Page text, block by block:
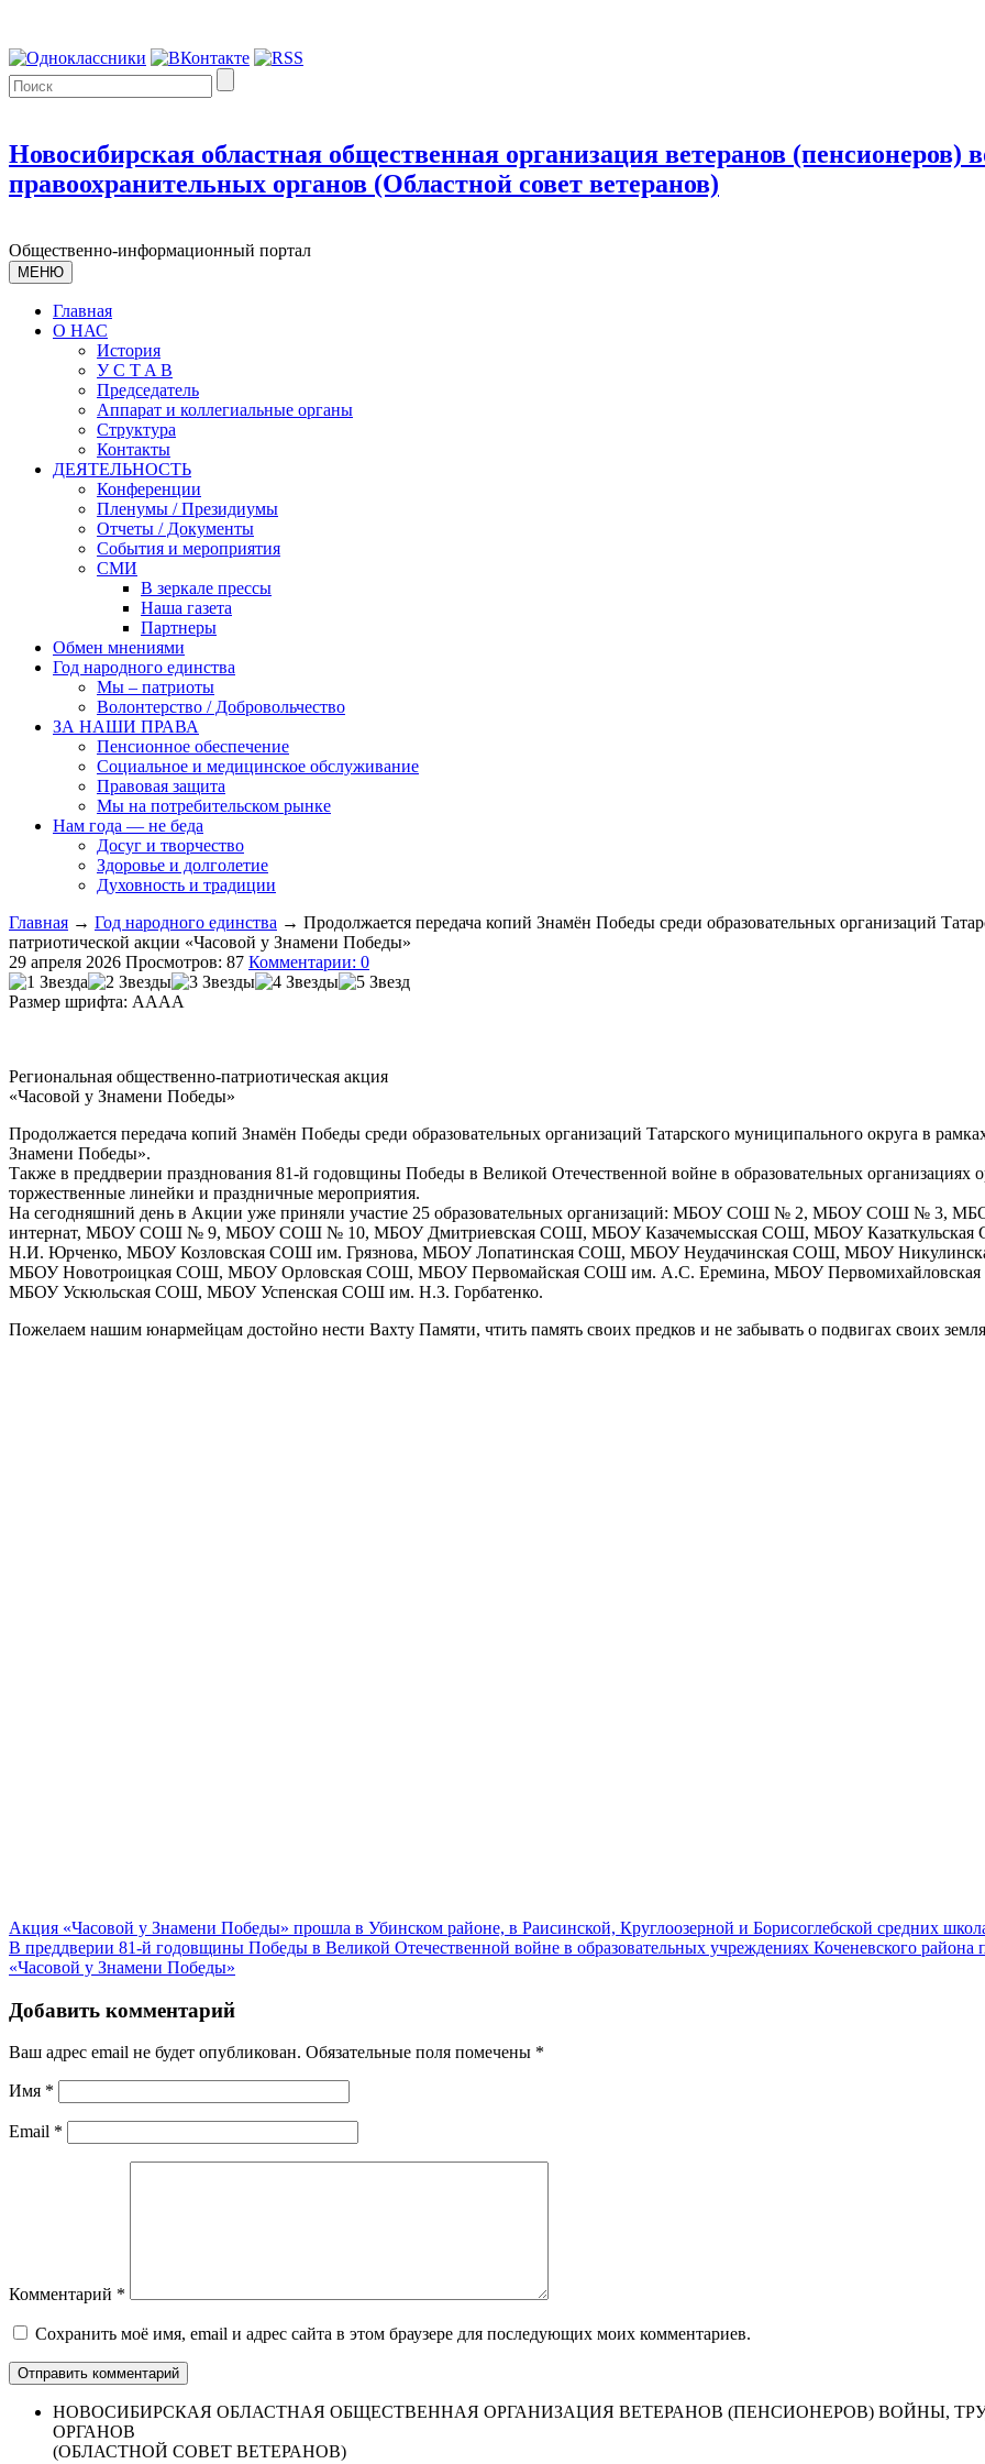
Новосибирская областная общественная организация ветеранов
правоохранительных органов (Областной совет ветеранов)
Общественно-информационный портал
МЕНЮ
Главная
О НАС
История
У С T A B
Председатель
Аппарат и коллегиальные органы
Структура
Контакты
ДЕЯТЕЛЬНОСТЬ
Конференции
Пленумы / Президиумы
Отчеты / Документы
События и мероприятия
СМИ
В зеркале прессы
Наша газета
Партнеры
Обмен мнениями
Год народного единства
Мы – патриоты
Волонтерство / Добровольчество
ЗА НАШИ ПРАВА
Пенсионное обеспечение
Социальное и медицинское обслуживание
Правовая защита
Мы на потребительском рынке
Нам года — не беда
Досуг и творчество
Здоровье и долголетие
Духовность и традиции
Главная → Год народного единства → Продолжается передача копий Знамён Победы среди образовательных организаций
патриотической акции «Часовой у Знамени Победы»
29 апреля 2026 Просмотров: 87 Комментарии: 0
Размер шрифта: AAAA
Региональная общественно-патриотическая акция
«Часовой у Знамени Победы»
Продолжается передача копий Знамён Победы среди образовательных организаций Татарского муниципального округа в
Знамени Победы».
Также в преддверии празднования 81-й годовщины Победы в Великой Отечественной войне в образовательных организациях
торжественные линейки и праздничные мероприятия.
На сегодняшний день в Акции уже приняли участие 25 образовательных организаций: МБОУ СОШ № 2, МБОУ СОШ
интернат, МБОУ СОШ № 9, МБОУ СОШ № 10, МБОУ Дмитриевская СОШ, МБОУ Казачемысская СОШ, МБОУ Казаткульская
Н.И. Юрченко, МБОУ Козловская СОШ им. Грязнова, МБОУ Лопатинская СОШ, МБОУ Неудачинская СОШ, МБОУ
МБОУ Новотроицкая СОШ, МБОУ Орловская СОШ, МБОУ Первомайская СОШ им. А.С. Еремина, МБОУ
МБОУ Ускюльская СОШ, МБОУ Успенская СОШ им. Н.З. Горбатенко.
Пожелаем нашим юнармейцам достойно нести Вахту Памяти, чтить память своих предков и не забывать о подвигах своих
Акция «Часовой у Знамени Победы» прошла в Убинском районе, в Раисинской, Круглоозерной и Борисоглебской средних
В преддверии 81-й годовщины Победы в Великой Отечественной войне в образовательных учреждениях Коченевского
«Часовой у Знамени Победы»
Добавить комментарий
Ваш адрес email не будет опубликован. Обязательные поля помечены *
Имя *
Email *
Комментарий *
Сохранить моё имя, email и адрес сайта в этом браузере для последующих моих комментариев.
НОВОСИБИРСКАЯ ОБЛАСТНАЯ ОБЩЕСТВЕННАЯ ОРГАНИЗАЦИЯ ВЕТЕРАНОВ (ПЕНСИОНЕРОВ) ВОЙНЫ,
ОРГАНОВ
(ОБЛАСТНОЙ СОВЕТ ВЕТЕРАНОВ)